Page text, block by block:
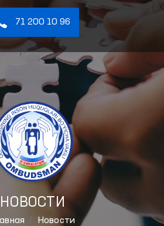
71 200 10 96
НОВОСТИ
Новости